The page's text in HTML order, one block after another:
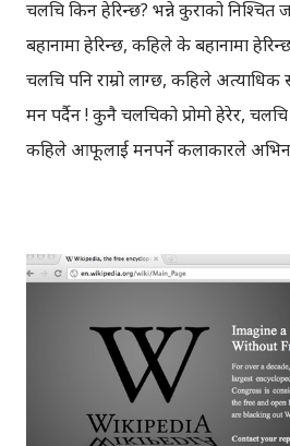
चलचित्र किन हेरिन्छ? भन्ने कुराको
बहानामा हेरिन्छ, कहिले के बहानामा
चलचित्र पनि राम्रो लाग्छ, कहिले
मन पर्दैन ! कुनै चलचित्रको प्रोमो हेरेर,
कहिले आफूलाई मनपर्ने कलाकारले
पहिले नै मन खायो भने मात्र हलसम्म गएर
नेपाली चलचित्र आयो भने मात्र हेर्ने गर्छु, बिच
हेर्न मन पनि लाग्दैन ! नेपाली मात्र होइन,
खासै हेर्न मन लाग्दैन ! कि त पुराना हिन्दी
अहिले पनि पुराना हिन्दी चलचित्र खोजेर
चलचित्र त खोजी खोजी नै हेर्छु,